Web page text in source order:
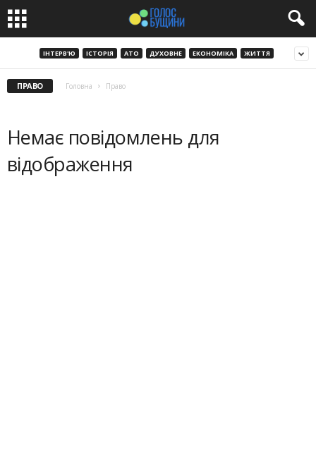
ІНТЕРВ'Ю ІСТОРІЯ АТО ДУХОВНЕ ЕКОНОМІКА ЖИТТЯ
ПРАВО Головна Право
Немає повідомлень для
відображення